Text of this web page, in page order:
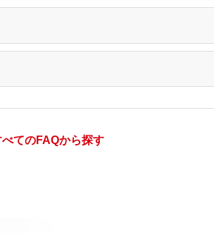
てのFAQから探す